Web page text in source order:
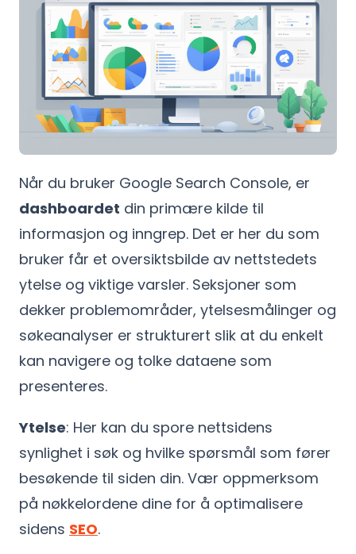
Når du bruker Google Search Console, er
dashboardet din primære kilde til
informasjon og inngrep. Det er her du som
bruker får et oversiktsbilde av nettstedets
ytelse og viktige varsler. Seksjoner som
dekker problemområder, ytelsesmålinger og
søkeanalyser er strukturert slik at du enkelt
kan navigere og tolke dataene som
presenteres.
Ytelse: Her kan du spore nettsidens
synlighet i søk og hvilke spørsmål som fører
besøkende til siden din. Vær oppmerksom
på nøkkelordene dine for å optimalisere
sidens SEO.